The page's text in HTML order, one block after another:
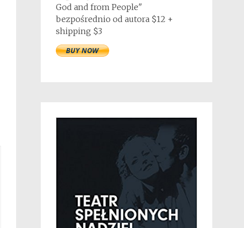
God and from People"
bezpośrednio od autora $12 +
shipping $3